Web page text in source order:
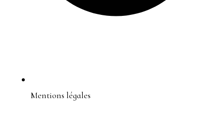
Mentions légales